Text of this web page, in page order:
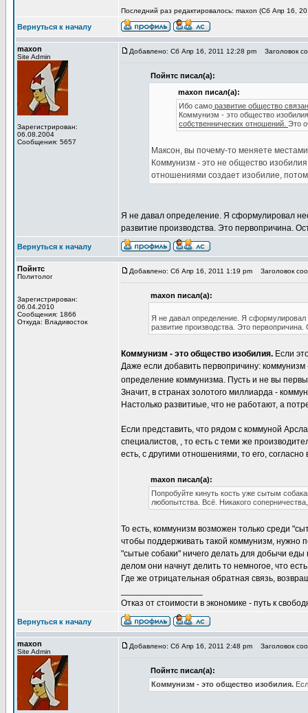
Последний раз редактировалось: maxon (Сб Апр 16,
Вернуться к началу
maxon
Site Admin
Зарегистрирован:
06.08.2004
Сообщения: 5657
Добавлено: Сб Апр 16, 2011 12:28 pm Заголовок
Пойнтс писал(а):
maxon писал(а):
Ибо само развитие общество
Коммунизм - это общество
собственнических отношений. Это
Максон, вы почему-то меняете
Коммунизм - это не общество
отношениями создает изобилие,
Я не давал определение. Я сформулировал
развитие производства. Это первопричина.
Вернуться к началу
Пойнтс
Политолог
Зарегистрирован:
06.04.2010
Сообщения: 1866
Откуда: Владивосток
Добавлено: Сб Апр 16, 2011 1:19 pm Заголовок
maxon писал(а):
Я не давал определение. Я сформулировал
развитие производства. Это
Коммунизм - это общество изобилия. Если
Даже если добавить первопричину:
определение коммунизма. Пусть и не вы
Значит, в странах золотого миллиарда -
Настолько развитиые, что не работают, а
Если представить, что рядом с коммуной
специалистов, , то есть с теми же
есть, с другими отношениями, то его,
maxon писал(а):
Попробуйте кинуть кость уже сытым
любопытства. Всё. Никакого
То есть, коммунизм возможен только среди
чтобы поддерживать такой коммунизм, нужно
"сытые собаки" ничего делать для добычи
делом они начнут делить то немногое, что
Где же отрицательная обратная связь,
Отказ от стоимости в экономике - путь к
Вернуться к началу
maxon
Site Admin
Добавлено: Сб Апр 16, 2011 2:48 pm Заголовок
Пойнтс писал(а):
Коммунизм - это общество изобилия.